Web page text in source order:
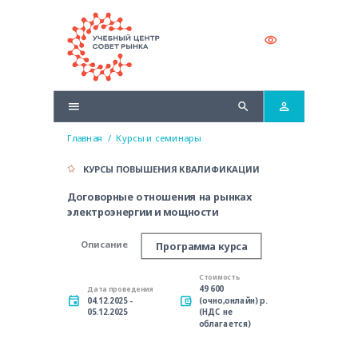
Главная / Курсы и семинары
КУРСЫ ПОВЫШЕНИЯ КВАЛИФИКАЦИИ
Договорные отношения на рынках
электроэнергии и мощности
Описание Программа курса
Дата проведения
04.12.2025 -
05.12.2025
Стоимость
49 600
(очно,онлайн) р.
(НДС не
облагается)